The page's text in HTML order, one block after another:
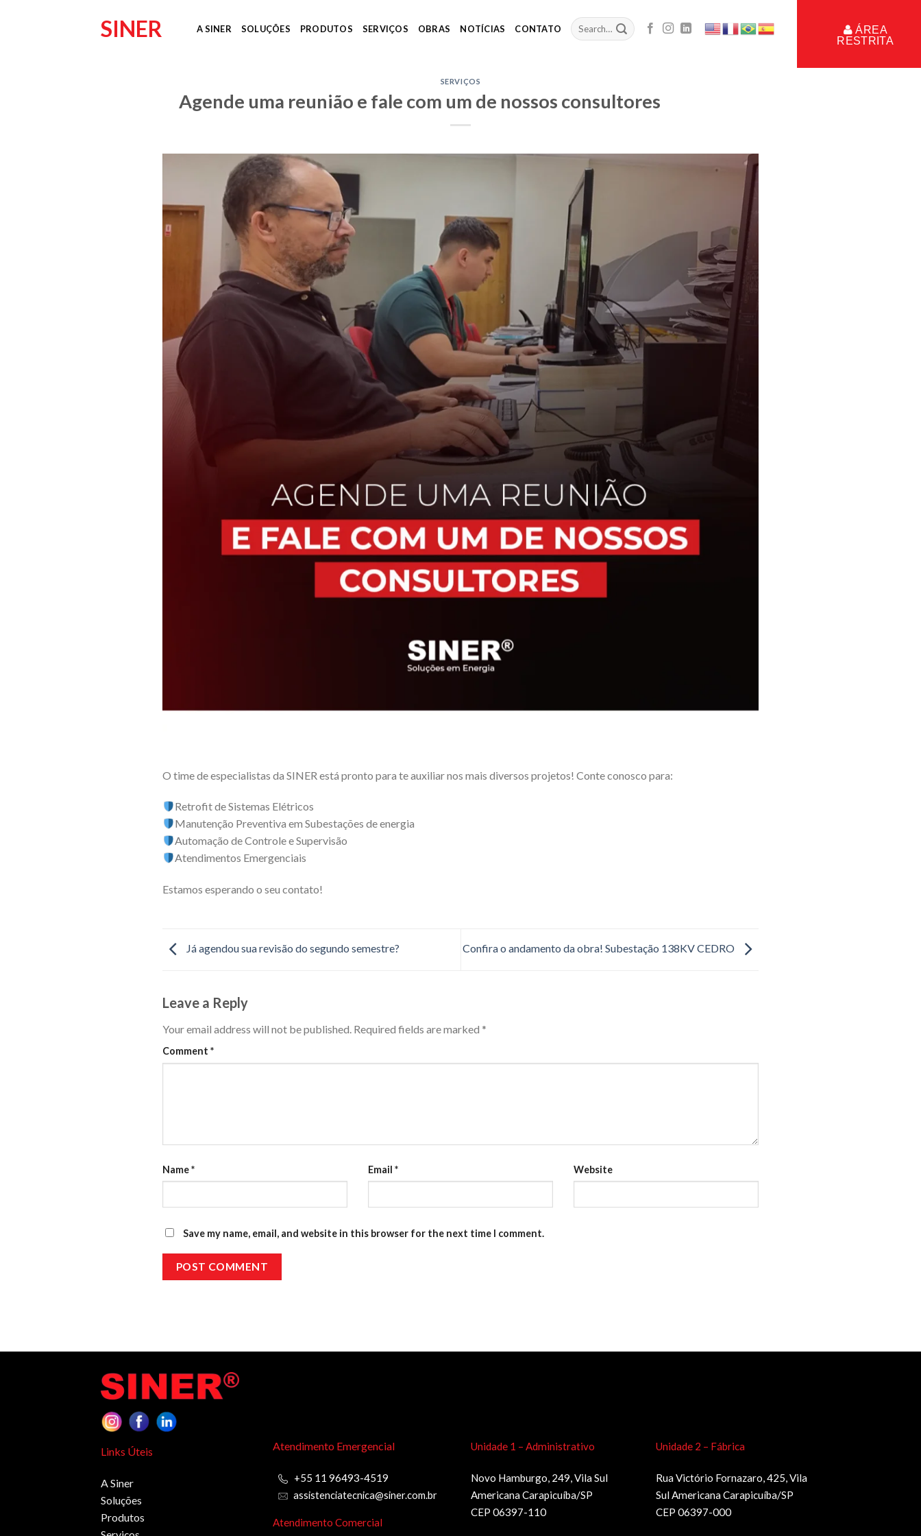
SINER A SINER SOLUÇÕES PRODUTOS SERVIÇOS OBRAS NOTÍCIAS CONTATO
ÁREA
RESTRITA
SERVIÇOS
Agende uma reunião e fale com um de nossos consultores
O time de especialistas da SINER está pronto para te auxiliar nos mais diversos projetos! Conte conosco para:
Retrofit de Sistemas Elétricos
Manutenção Preventiva em Subestações de energia
Automação de Controle e Supervisão
Atendimentos Emergenciais
Estamos esperando o seu contato!
Já agendou sua revisão do segundo semestre? Confira o andamento da obra! Subestação 138KV CEDRO
Leave a Reply
Your email address will not be published. Required fields are marked *
Comment *
Name* Email * Website
Save my name, email, and website in this browser for the next time I comment.
Links Úteis
A Siner
Soluções
Produtos
Atendimento Emergencial
+55 11 96493-4519
assistenciatecnica@siner.com.br
Atendimento Comercial
Unidade 1 – Administrativo
Novo Hamburgo, 249, Vila Sul
Americana Carapicuíba/SP
CEP 06397-110
Unidade 2 – Fábrica
Rua Victório Fornazaro, 425, Vila
Sul Americana Carapicuíba/SP
CEP 06397-000